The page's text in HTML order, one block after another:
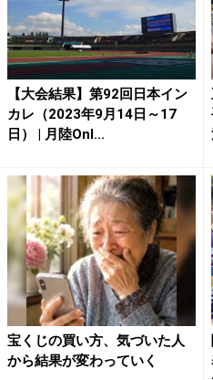
【大会結果】第92回日本イン
カレ（2023年9月14日～17
日） | 月陸Onl...
宝くじの買い方、気づいた人
から結果が変わっていく